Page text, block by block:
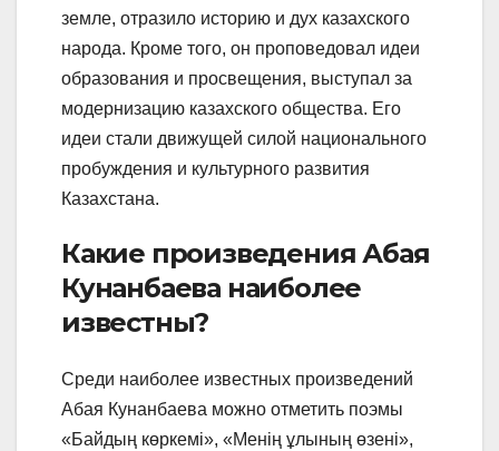
земле, отразило историю и дух казахского
народа. Кроме того, он проповедовал идеи
образования и просвещения, выступал за
модернизацию казахского общества. Его
идеи стали движущей силой национального
пробуждения и культурного развития
Казахстана.
Какие произведения Абая
Кунанбаева наиболее
известны?
Среди наиболее известных произведений
Абая Кунанбаева можно отметить поэмы
«Байдың көркемі», «Менің ұлының өзені»,